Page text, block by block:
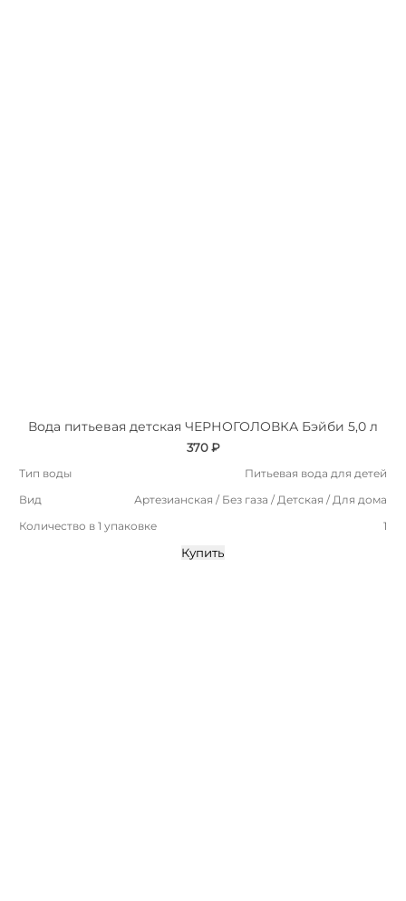
Вода питьевая детская ЧЕРНОГОЛОВКА Бэйби 5,0 л
370 ₽
Тип воды
Питьевая вода для детей
Вид
Артезианская / Без газа / Детская / Для дома
Количество в 1 упаковке
1
Купить